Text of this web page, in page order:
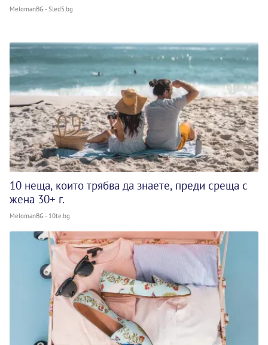
MelomanBG - Sled5.bg
10 неща, които трябва да знаете, преди среща с
жена 30+ г.
MelomanBG - 10te.bg